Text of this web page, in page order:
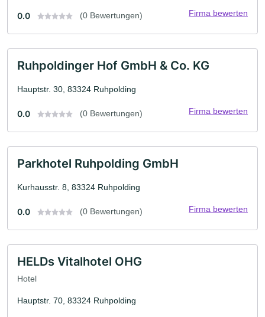
0.0 (0 Bewertungen) Firma bewerten
Ruhpoldinger Hof GmbH & Co. KG
Hauptstr. 30, 83324 Ruhpolding
0.0 (0 Bewertungen) Firma bewerten
Parkhotel Ruhpolding GmbH
Kurhausstr. 8, 83324 Ruhpolding
0.0 (0 Bewertungen) Firma bewerten
HELDs Vitalhotel OHG
Hotel
Hauptstr. 70, 83324 Ruhpolding